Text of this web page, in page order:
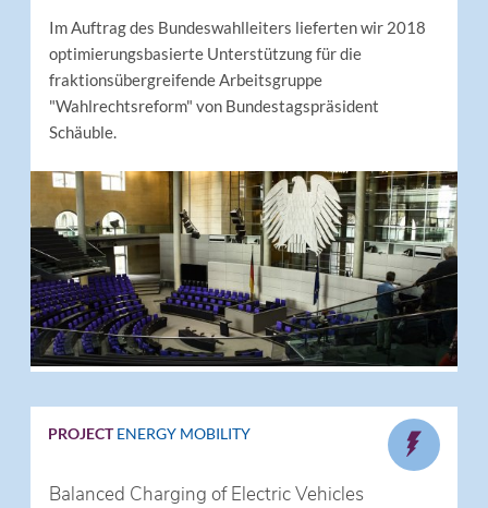
Im Auftrag des Bundeswahlleiters lieferten wir 2018
optimierungsbasierte Unterstützung für die
fraktionsübergreifende Arbeitsgruppe
"Wahlrechtsreform" von Bundestagspräsident
Schäuble.
PROJECT ENERGY MOBILITY
Balanced Charging of Electric Vehicles